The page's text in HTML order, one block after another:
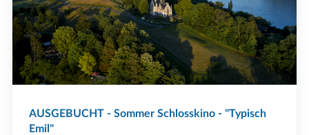
AUSGEBUCHT - Sommer Schlosskino - "Typisch
Emil"